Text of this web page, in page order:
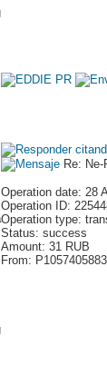
Re:
Operation date: 28
Operation ID:
Operation type:
Status: success
Amount: 31 RUB
From: P1057405883